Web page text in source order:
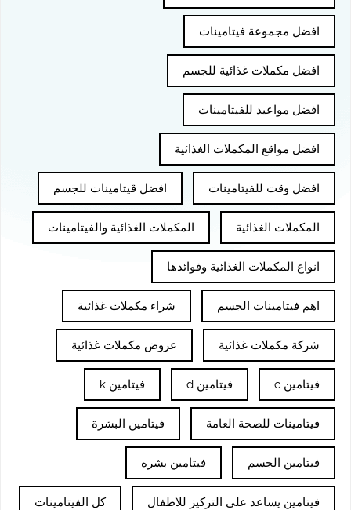
افضل مجموعة فيتامينات
افضل مكملات غذائية للجسم
افضل مواعيد للفيتامينات
افضل مواقع المكملات الغذائية
افضل وقت للفيتامينات افضل ڤيتامينات للجسم
المكملات الغذائية المكملات الغذائية والفيتامينات
انواع المكملات الغذائية وفوائدها
اهم فيتامينات الجسم شراء مكملات غذائية
شركة مكملات غذائية عروض مكملات غذائية
فيتامين c فيتامين d فيتامين k
فيتامينات للصحة العامة فيتامين البشرة
فيتامين الجسم فيتامين بشره
فيتامين يساعد على التركيز للاطفال كل الفيتامينات